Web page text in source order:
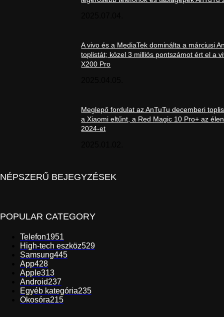
A vivo és a MediaTek dominálta a márciusi
toplistát; közel 3 milliós pontszámot ért el a
X200 Pro
Meglepő fordulat az AnTuTu decemberi
a Xiaomi eltűnt, a Red Magic 10 Pro+ az
2024-et
NÉPSZERŰ BEJEGYZÉSEK
POPULAR CATEGORY
Telefon1951
High-tech eszköz529
Samsung445
App428
Apple313
Android237
Egyéb kategória235
Okosóra215